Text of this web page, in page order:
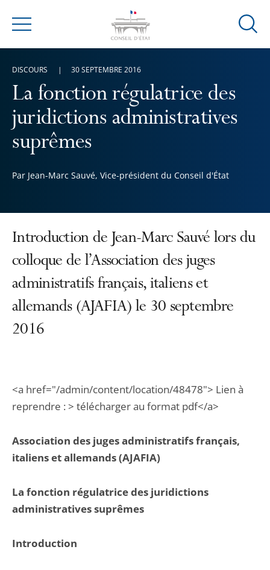
Menu
Ouvrir
La fonction régulatrice des
juridictions administratives
suprêmes
Par Jean-Marc Sauvé, Vice-président du Conseil d'État
DISCOURS 30 SEPTEMBRE 2016
Introduction de Jean-Marc Sauvé lors du
colloque de l’Association des juges
administratifs français, italiens et
allemands (AJAFIA) le 30 septembre
2016
<a href="/admin/content/location/48478"> Lien à
reprendre : > télécharger au format pdf</a>
Association des juges administratifs français,
italiens et allemands (AJAFIA)
La fonction régulatrice des juridictions
administratives suprêmes
Introduction